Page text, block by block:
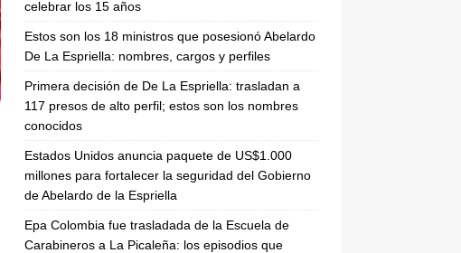
celebrar los 15 años
Estos son los 18 ministros que posesionó Abelardo
De La Espriella: nombres, cargos y perfiles
Primera decisión de De La Espriella: trasladan a
117 presos de alto perfil; estos son los nombres
conocidos
Estados Unidos anuncia paquete de US$1.000
millones para fortalecer la seguridad del Gobierno
de Abelardo de la Espriella
Epa Colombia fue trasladada de la Escuela de
Carabineros a La Picaleña: los episodios que